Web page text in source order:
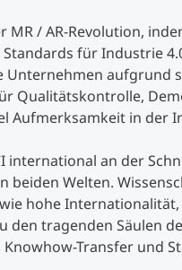
/ AR-Revolution,
für Industrie
Unternehmen aufgrund
Qualitätskontrolle,
Aufmerksamkeit in der
international an der
beiden Welten.
hohe Internationalität,
den tragenden Säulen
Transfer und